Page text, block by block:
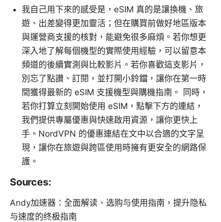
我自己用下來的感受是，eSIM 真的是讓換機、旅
遊、出差變得更加靈活；但在購買前做好地區版本
與運營商支援的核對，能避免很多麻煩。若你想更
深入地了解每個機型的實際使用經驗，可以留意本
頻道的後續實測與比較影片。若你喜歡這支影片，
別忘了點讚、訂閱，並打開小鈴鐺，讓你在第一時
間獲得最新的 eSIM 支援機型與購機指南。 同時，
若你打算立刻開始使用 eSIM，點擊下方的連結，
我們提供專屬優惠與快速啟用資源，讓你更快上
手。NordVPN 的優惠連結在文中以合適的文字呈
現，讓你在旅遊與跨區使用時擁有更安全的網路保
護。
Sources:
Andy加速器：全面解读、选购与使用指南，提升隐私
与速度的终极指南